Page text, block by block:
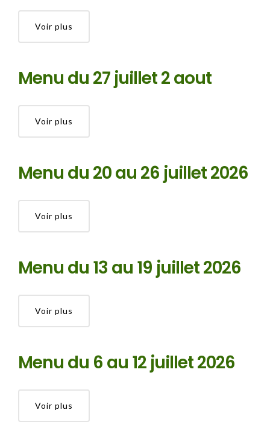
Voir plus
Menu du 27 juillet 2 aout
Voir plus
Menu du 20 au 26 juillet 2026
Voir plus
Menu du 13 au 19 juillet 2026
Voir plus
Menu du 6 au 12 juillet 2026
Voir plus